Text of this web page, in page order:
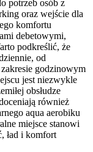
potrzeb osób z
oraz wejście dla
komfortu
debetowymi,
podkreślić, że
od
godzinowym
jest niezwykle
obsłudze
również
aqua aerobiku
miejsce stanowi
ład i komfort